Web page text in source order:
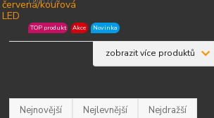
TOP produkt Akce Novinka
zobrazit více produktů
Nejnovější Nejlevnější Nejdražší